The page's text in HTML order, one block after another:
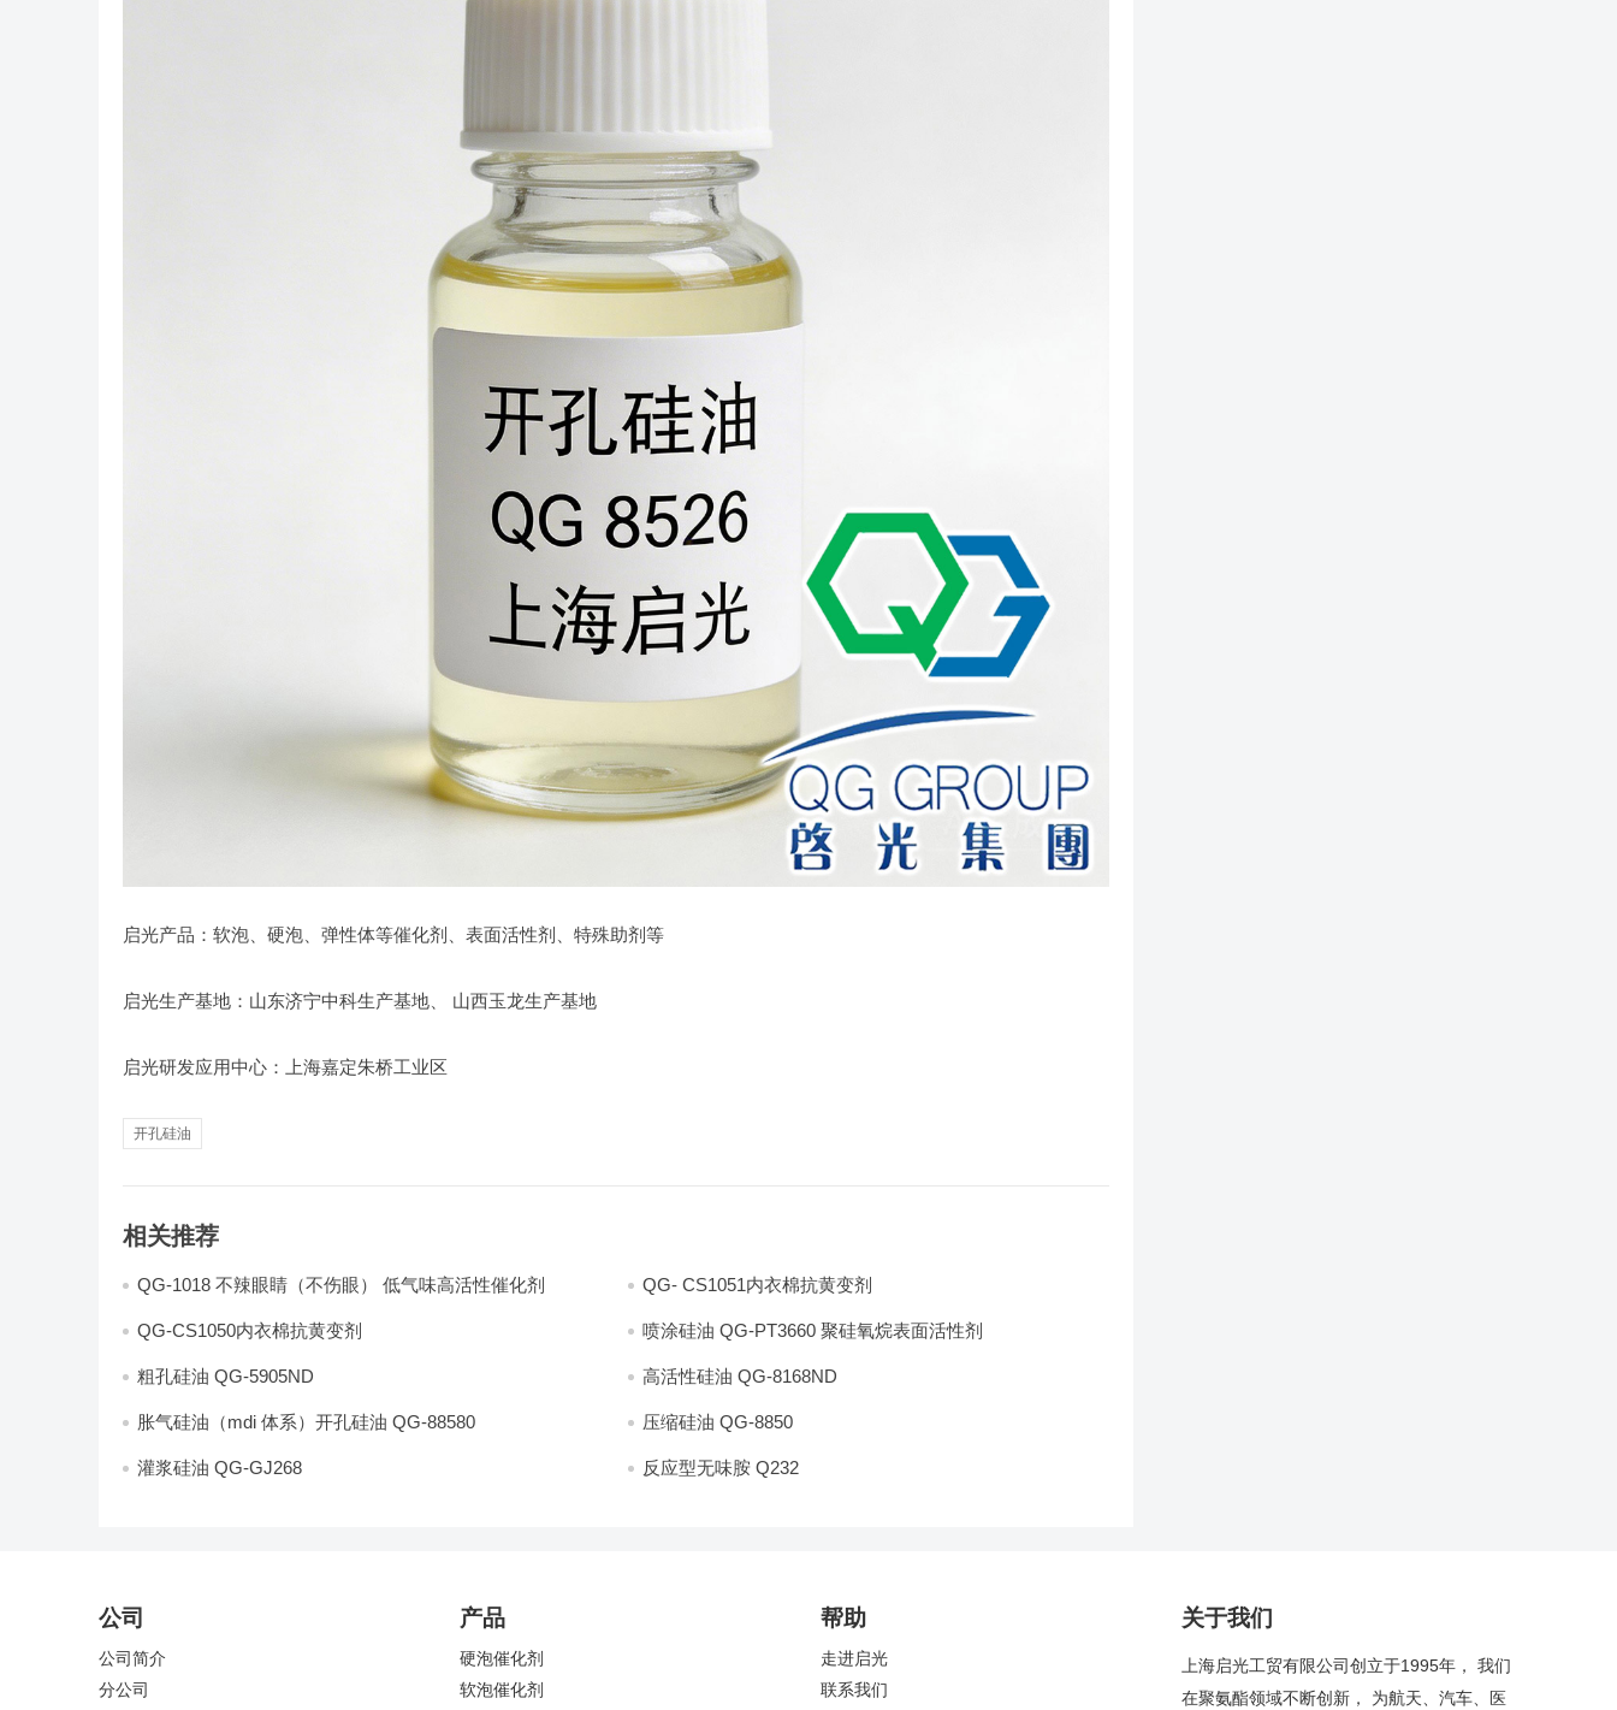
启光产品：软泡、硬泡、弹性体等催化剂、表面活性剂、特殊助剂等
启光生产基地：山东济宁中科生产基地、 山西玉龙生产基地
启光研发应用中心：上海嘉定朱桥工业区
开孔硅油
相关推荐
QG-1018 不辣眼睛（不伤眼） 低气味高活性催化剂 QG- CS1051内衣棉抗黄变剂
QG-CS1050内衣棉抗黄变剂 喷涂硅油 QG-PT3660 聚硅氧烷表面活性剂
粗孔硅油 QG-5905ND 高活性硅油 QG-8168ND
胀气硅油（mdi 体系）开孔硅油 QG-88580 压缩硅油 QG-8850
灌浆硅油 QG-GJ268 反应型无味胺 Q232
公司
公司简介
分公司
产品
硬泡催化剂
软泡催化剂
帮助
走进启光
联系我们
关于我们
上海启光工贸有限公司创立于1995年， 我们
在聚氨酯领域不断创新， 为航天、汽车、医